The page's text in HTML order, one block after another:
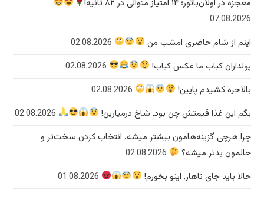
معجزه در اولان‌باتور؛ ۱۴ امتیاز متوالی در ۸۲ ثانیه!
07.08.2026
اینم از شام حاضری امشب من
02.08.2026
پولداران کباب ما عکس کباب!
02.08.2026
بالاخره کشیدم پایین!
02.08.2026
بگم این غذا قیمتش چن بود, شاخ درمیارین!
02.08.2026
چرا هرچی گزینه‌هامون بیشتر میشه، انتخاب کردن سخت‌تر و
حالمون بدتر میشه؟
02.08.2026
حالا باید جای ناهار, اینو بخورم!
01.08.2026